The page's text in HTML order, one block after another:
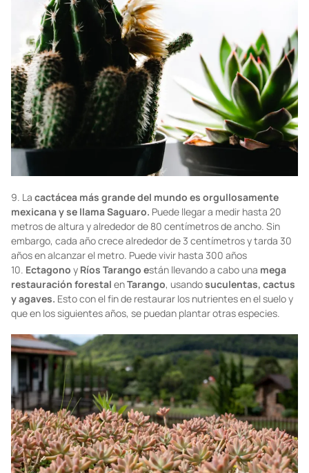
9. La cactácea más grande del mundo es orgullosamente
mexicana y se llama Saguaro. Puede llegar a medir hasta 20
metros de altura y alrededor de 80 centímetros de ancho. Sin
embargo, cada año crece alrededor de 3 centímetros y tarda 30
años en alcanzar el metro. Puede vivir hasta 300 años
10. Ectagono y Ríos Tarango están llevando a cabo una mega
restauración forestal enTarango, usandosuculentas, cactus
y agaves. Esto con el fin de restaurar los nutrientes en el suelo y
que en los siguientes años, se puedan plantar otras especies.